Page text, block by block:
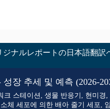
ジナルレポートの日本語翻訳
장 추세 및 예측 (2026-
스테이션, 생물 반응기, 현미
체 세포에 의한 배아 줄기 세포,